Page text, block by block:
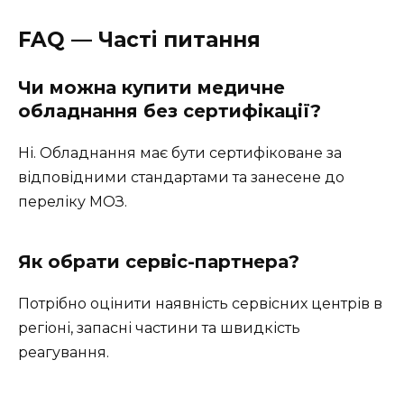
FAQ — Часті питання
Чи можна купити медичне
обладнання без сертифікації?
Ні. Обладнання має бути сертифіковане за
відповідними стандартами та занесене до
переліку МОЗ.
Як обрати сервіс-партнера?
Потрібно оцінити наявність сервісних центрів в
регіоні, запасні частини та швидкість
реагування.